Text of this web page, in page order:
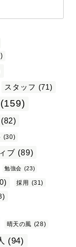
スタッフ (71)
(159)
(82)
(30)
ブ (89)
勉強会 (23)
採用 (31)
晴天の風 (28)
(94)